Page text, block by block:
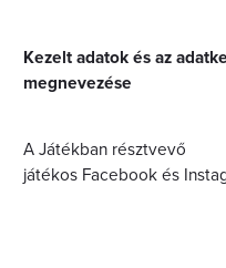
Kezelt adatok és az
megnevezése
A Játékban résztvevő
játékos Facebook és